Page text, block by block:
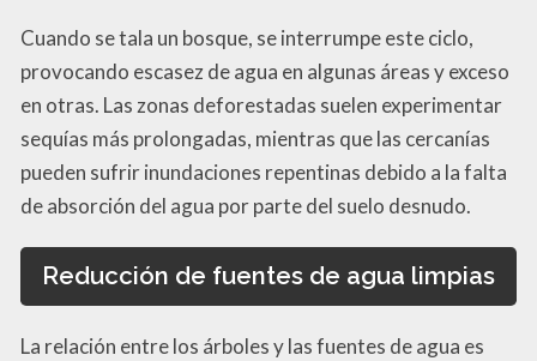
Cuando se tala un bosque, se interrumpe este ciclo,
provocando escasez de agua en algunas áreas y exceso
en otras. Las zonas deforestadas suelen experimentar
sequías más prolongadas, mientras que las cercanías
pueden sufrir inundaciones repentinas debido a la falta
de absorción del agua por parte del suelo desnudo.
Reducción de fuentes de agua limpias
La relación entre los árboles y las fuentes de agua es